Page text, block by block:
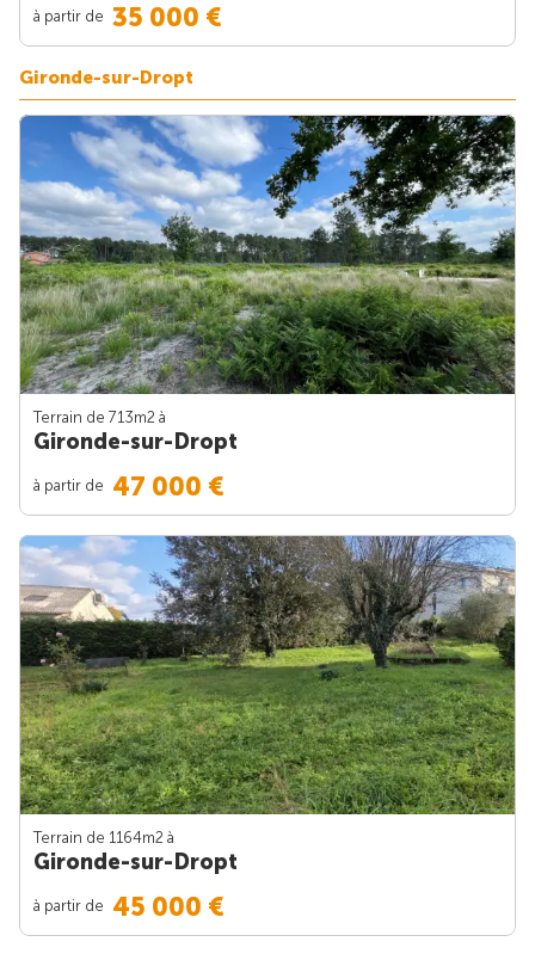
à partir de 35 000 €
Gironde-sur-Dropt
Terrain de 713m2 à
Gironde-sur-Dropt
à partir de 47 000 €
Terrain de 1164m2 à
Gironde-sur-Dropt
à partir de 45 000 €